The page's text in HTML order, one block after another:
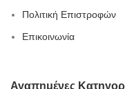
Πολιτική Επιστροφών
Επικοινωνία
Αγαπημένες